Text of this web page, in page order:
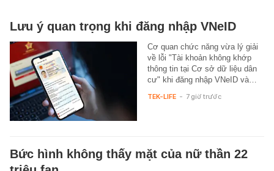
Lưu ý quan trọng khi đăng nhập VNeID
Cơ quan chức năng vừa lý giải
về lỗi "Tài khoản không khớp
thông tin tại Cơ sở dữ liệu dân
cư" khi đăng nhập VNeID và…
TEK-LIFE - 7 giờ trước
Bức hình không thấy mặt của nữ thần 22